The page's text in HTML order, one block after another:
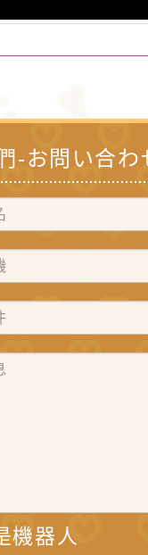
-お問い合わ
機器人